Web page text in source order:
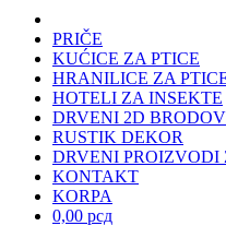
PRIČE
KUĆICE ZA PTICE
HRANILICE ZA
HOTELI ZA INSEKTE
DRVENI 2D
RUSTIK DEKOR
DRVENI PROIZVODI
KONTAKT
KORPA
0,00 рсд